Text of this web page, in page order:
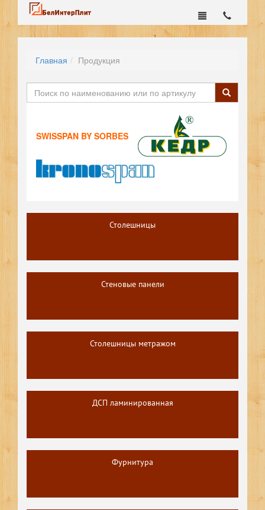
Главная Продукция
SWISSPAN BY SORBES
Столешницы
Стеновые панели
Столешницы метражом
ДСП ламинированная
Фурнитура